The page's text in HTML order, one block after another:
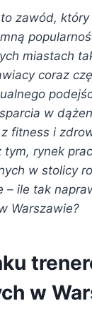
zawód,
miastach
coraz
w
fitness i
tym, rynek
w stolicy
– ile tak
Warszawie?
w